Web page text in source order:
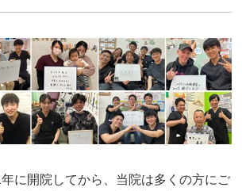
に開院してから、当院は多くの方にご